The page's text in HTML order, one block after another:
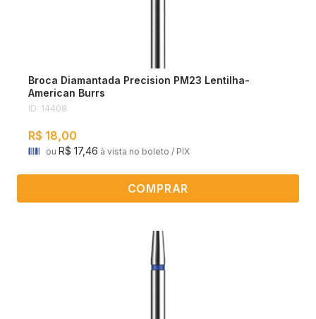
Broca Diamantada Precision PM23 Lentilha-
American Burrs
ID: 14408
R$ 18,00
ou R$ 17,46 à vista no boleto / PIX
COMPRAR